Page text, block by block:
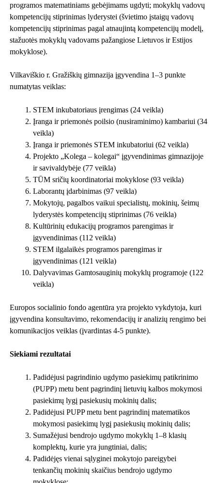
programos matematiniams gebėjimams ugdyti; mokyklų vadovų
kompetencijų stiprinimas lyderystei (švietimo įstaigų vadovų
kompetencijų stiprinimas pagal atnaujintą kompetencijų modelį,
stažuotės mokyklų vadovams pažangiose Lietuvos ir Estijos
mokyklose).
Vilkaviškio r. Gražiškių gimnazija įgyvendina 1–3 punkte
numatytas veiklas:
STEM inkubatoriaus įrengimas (24 veikla)
Įranga ir priemonės poilsio (nusiraminimo) kambariui (34
veikla)
Įranga ir priemonės STEM inkubatoriui (62 veikla)
Projekto „Kolega – kolegai“ įgyvendinimas gimnazijoje
ir savivaldybėje (77 veikla)
TŪM sričių koordinatoriai mokyklose (93 veikla)
Laborantų įdarbinimas (97 veikla)
Mokytojų, pagalbos vaikui specialistų, mokinių, šeimų
lyderystės kompetencijų stiprinimas (76 veikla)
Kultūrinių edukacijų programos parengimas ir
įgyvendinimas (112 veikla)
STEM ilgalaikės programos parengimas ir
įgyvendinimas (121 veikla)
Dalyvavimas Gamtosauginių mokyklų programoje (122
veikla)
Europos socialinio fondo agentūra yra projekto vykdytoja, kuri
įgyvendina konsultavimo, rekomendacijų ir analizių rengimo bei
komunikacijos veiklas (įvardintas 4-5 punkte).
Siekiami rezultatai
Padidėjusi pagrindinio ugdymo pasiekimų patikrinimo
(PUPP) metu bent pagrindinį lietuvių kalbos mokymosi
pasiekimų lygį pasiekusių mokinių dalis;
Padidėjusi PUPP metu bent pagrindinį matematikos
mokymosi pasiekimų lygį pasiekusių mokinių dalis;
Sumažėjusi bendrojo ugdymo mokyklų 1–8 klasių
komplektų, kurie yra jungtiniai, dalis;
Padidėjęs vienai sąlyginei mokytojo pareigybei
tenkančių mokinių skaičius bendrojo ugdymo